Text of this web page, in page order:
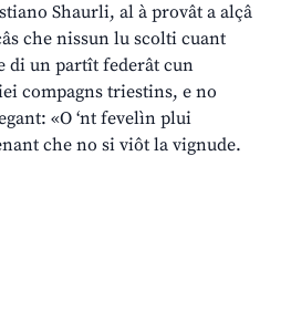
Shaurli, al à provât a alçâ
che nissun lu scolti cuant
di un partît federât cun
compagns triestins, e no
«O ‘nt fevelìn plui
che no si viôt la vignude.